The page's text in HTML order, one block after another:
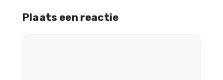
Plaats een reactie